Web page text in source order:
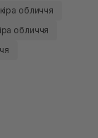
обличчя
обличчя